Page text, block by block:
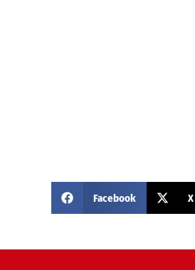
Facebook X